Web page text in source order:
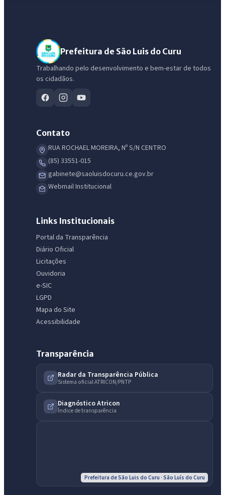
Prefeitura de São Luis do Curu
Trabalhando pelo desenvolvimento e bem-estar de todos
os cidadãos.
Contato
RUA ROCHAEL MOREIRA, Nº S/N CENTRO
(85) 33551-015
gabinete@saoluisdocuru.ce.gov.br
Webmail Institucional
Links Institucionais
Portal da Transparência
Diário Oficial
Licitações
Ouvidoria
e-SIC
LGPD
Mapa do Site
Acessibilidade
Transparência
Radar da Transparência Pública
Sistema oficial ATRICON/PNTP
Diagnóstico Atricon
Índice de transparência
Prefeitura de São Luis do Curu · São Luís do Curu